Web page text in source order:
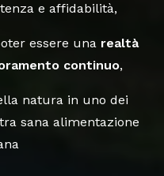
e affidabilità,
essere una realtà
continuo,
natura in uno dei
sana alimentazione